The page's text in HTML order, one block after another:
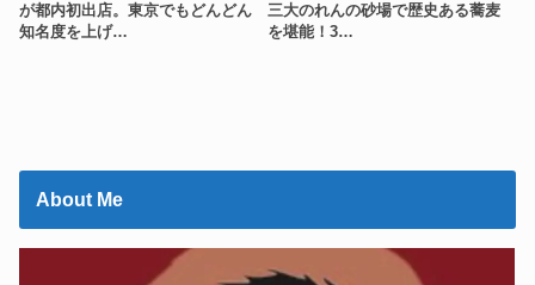
が都内初出店。東京でもどんどん
知名度を上げ…
三大のれんの砂場で歴史ある蕎麦
を堪能！3…
About Me